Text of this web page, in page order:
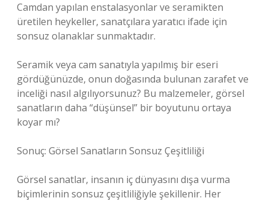
Camdan yapılan enstalasyonlar ve seramikten
üretilen heykeller, sanatçılara yaratıcı ifade için
sonsuz olanaklar sunmaktadır.
Seramik veya cam sanatıyla yapılmış bir eseri
gördüğünüzde, onun doğasında bulunan zarafet ve
inceliği nasıl algılıyorsunuz? Bu malzemeler, görsel
sanatların daha “düşünsel” bir boyutunu ortaya
koyar mı?
Sonuç: Görsel Sanatların Sonsuz Çeşitliliği
Görsel sanatlar, insanın iç dünyasını dışa vurma
biçimlerinin sonsuz çeşitliliğiyle şekillenir. Her